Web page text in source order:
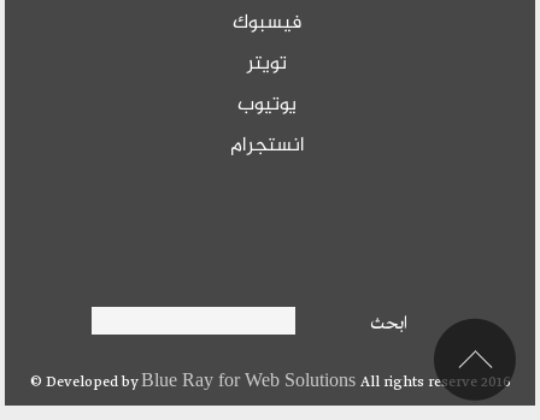
فيسبوك
تويتر
يوتيوب
انستجرام
ابحث
Search form
Developed byBlue Ray for Web Solutions All rights reserve 2016 ©